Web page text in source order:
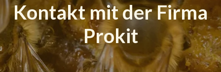
Kontakt mit der Firma
Prokit